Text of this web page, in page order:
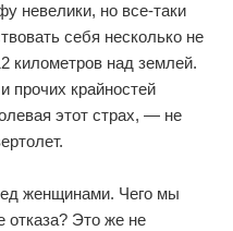
невелики, но все-таки
себя несколько не
километров над землей.
прочих крайностей
этот страх, — не
женщинами. Чего мы
отказа? Это же не